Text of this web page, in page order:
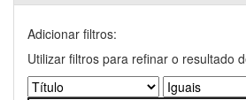
Adicionar filtros:
Utilizar filtros para refinar o resultado